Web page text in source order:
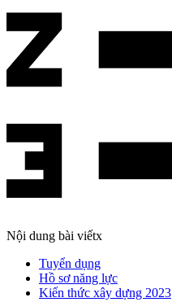
Nội dung bài viếtx
Tuyển dụng
Hồ sơ năng lực
Kiến thức xây dựng 2023